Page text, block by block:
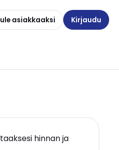
asiakkaaksi Kirjaudu
hinnan ja